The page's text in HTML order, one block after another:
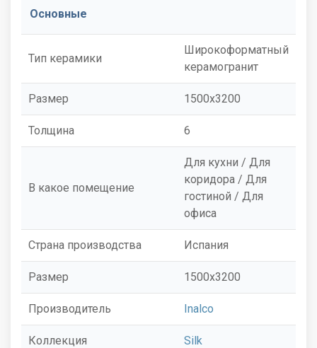
Основные
Тип керамики
Широкоформатный
керамогранит
Размер 1500x3200
Толщина 6
В какое помещение
Для кухни / Для
коридора / Для
гостиной / Для
офиса
Страна производства Испания
Размер 1500x3200
Производитель Inalco
Коллекция Silk